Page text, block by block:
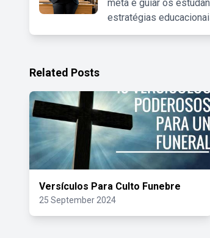
meta é guiar os
estratégias
Related Posts
Versículos Para Culto Funebre
25 September 2024